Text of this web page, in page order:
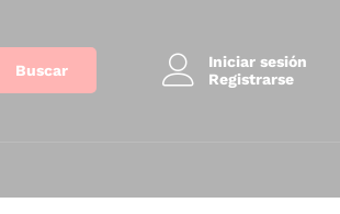
Buscar
Iniciar sesión
Registrarse